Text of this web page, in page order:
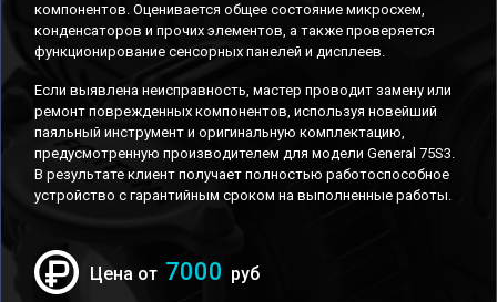
компонентов. Оценивается общее состояние микросхем,
конденсаторов и прочих элементов, а также проверяется
функционирование сенсорных панелей и дисплеев.
Если выявлена неисправность, мастер проводит замену или
ремонт поврежденных компонентов, используя новейший
паяльный инструмент и оригинальную комплектацию,
предусмотренную производителем для модели General 75S3.
В результате клиент получает полностью работоспособное
устройство с гарантийным сроком на выполненные работы.
Цена от 7000 руб